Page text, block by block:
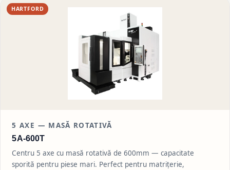
HARTFORD
5AXE — MASĂ ROTATIVĂ
5A-600T
Centru 5 axe cu masă rotativă de 600mm — capacitate
sporită pentru piese mari. Perfect pentru matrițerie,